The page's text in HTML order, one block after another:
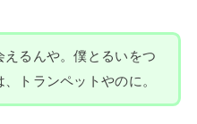
えるんや。僕とるいをつ
トランペットやのに。